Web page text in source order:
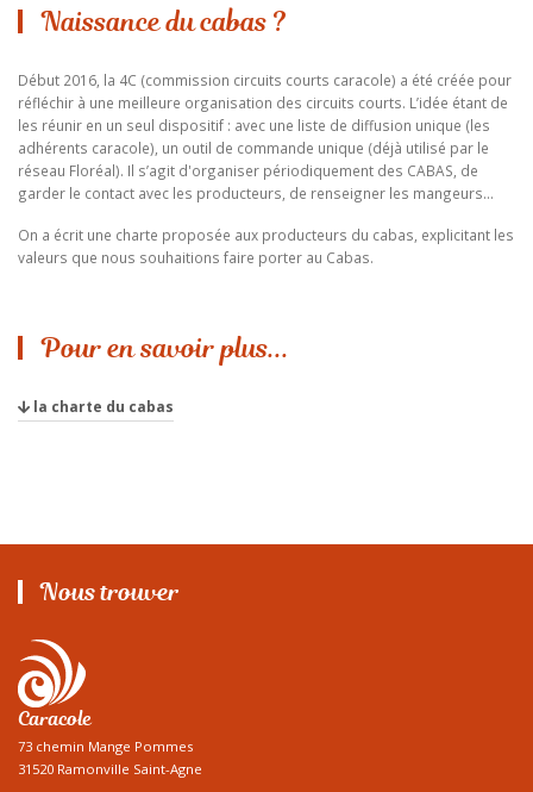
Naissance du cabas ?
Début 2016, la 4C (commission circuits courts caracole) a été créée pour
réfléchir à une meilleure organisation des circuits courts. L’idée étant de
les réunir en un seul dispositif : avec une liste de diffusion unique (les
adhérents caracole), un outil de commande unique (déjà utilisé par le
réseau Floréal). Il s’agit d'organiser périodiquement des CABAS, de
garder le contact avec les producteurs, de renseigner les mangeurs...
On a écrit une charte proposée aux producteurs du cabas, explicitant les
valeurs que nous souhaitions faire porter au Cabas.
Pour en savoir plus...
la charte du cabas
Nous trouver
Caracole
73 chemin Mange Pommes
31520 Ramonville Saint-Agne